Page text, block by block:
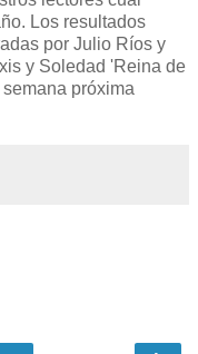
Los resultados
por Julio Ríos y
y Soledad 'Reina de
próxima